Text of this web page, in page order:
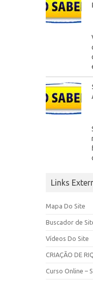
Links
Mapa Do Site
Buscador de
Vídeos Do Site
CRIAÇÃO DE
Curso Online –